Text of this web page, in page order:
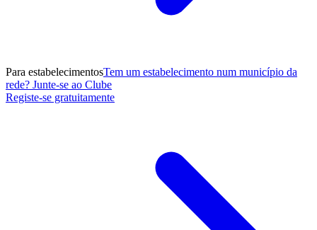
Para estabelecimentosTem um estabelecimento num município da
rede? Junte-se ao Clube
Registe-se gratuitamente